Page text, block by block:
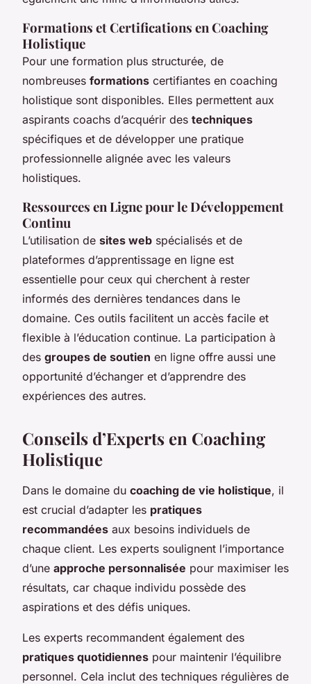
Formations et Certifications en Coaching
Holistique
Pour une formation plus structurée, de
nombreuses formations certifiantes en coaching
holistique sont disponibles. Elles permettent aux
aspirants coachs d’acquérir des techniques
spécifiques et de développer une pratique
professionnelle alignée avec les valeurs
holistiques.
Ressources en Ligne pour le Développement
Continu
L’utilisation de sites web spécialisés et de
plateformes d’apprentissage en ligne est
essentielle pour ceux qui cherchent à rester
informés des dernières tendances dans le
domaine. Ces outils facilitent un accès facile et
flexible à l’éducation continue. La participation à
des groupes de soutien en ligne offre aussi une
opportunité d’échanger et d’apprendre des
expériences des autres.
Conseils d’Experts en Coaching
Holistique
Dans le domaine du coaching de vie holistique, il
est crucial d’adapter les pratiques
recommandées aux besoins individuels de
chaque client. Les experts soulignent l’importance
d’une approche personnalisée pour maximiser les
résultats, car chaque individu possède des
aspirations et des défis uniques.
Les experts recommandent également des
pratiques quotidiennes pour maintenir l’équilibre
personnel. Cela inclut des techniques régulières de